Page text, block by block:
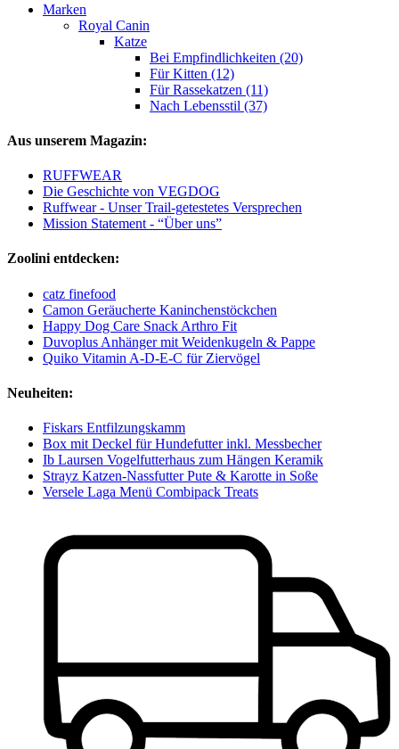
Marken
Royal Canin
Katze
Bei Empfindlichkeiten (20)
Für Kitten (12)
Für Rassekatzen (11)
Nach Lebensstil (37)
Aus unserem Magazin:
RUFFWEAR
Die Geschichte von VEGDOG
Ruffwear - Unser Trail-getestetes Versprechen
Mission Statement - “Über uns”
Zoolini entdecken:
catz finefood
Camon Geräucherte Kaninchenstöckchen
Happy Dog Care Snack Arthro Fit
Duvoplus Anhänger mit Weidenkugeln & Pappe
Quiko Vitamin A-D-E-C für Ziervögel
Neuheiten:
Fiskars Entfilzungskamm
Box mit Deckel für Hundefutter inkl. Messbecher
Ib Laursen Vogelfutterhaus zum Hängen Keramik
Strayz Katzen-Nassfutter Pute & Karotte in Soße
Versele Laga Menü Combipack Treats